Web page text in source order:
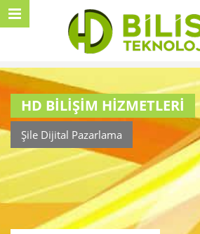
HD BİLİŞİM HİZMETLERİ
Şile Dijital Pazarlama